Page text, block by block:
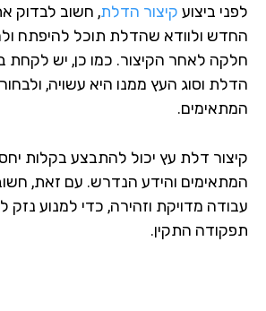
ביצועקיצור הדלת, חשוב לבדוק את
ולוודא שהדלת תוכל להיפתח
לאחר הקיצור. כמו כן, יש לקחת
וסוג העץ ממנו היא עשויה, ולבחור את
דלת עץ יכול להתבצע בקלות יחסית
והידע הנדרש. עם זאת, חשוב
מדויקת וזהירה, כדי למנוע נזק
התקין.